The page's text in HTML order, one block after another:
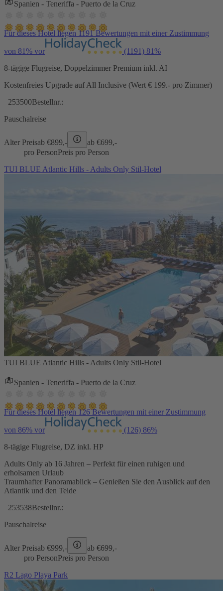
Spanien - Teneriffa - Puerto de la Cruz
Für dieses Hotel liegen 1191 Bewertungen mit einer Zustimmung
von 81% vor (1191) 81%
8-tägige Flugreise, Doppelzimmer Premium inkl. AI
Kostenfreies Upgrade auf All Inclusive (Wert € 199.- pro Zimmer)
253500Bestellnr.:
Pauschalreise
Alter Preisab €899,- ab €699,-
pro PersonPreis pro Person
TUI BLUE Atlantic Hills - Adults Only Stil-Hotel
TUI BLUE Atlantic Hills - Adults Only Stil-Hotel
Spanien - Teneriffa - Puerto de la Cruz
Für dieses Hotel liegen 126 Bewertungen mit einer Zustimmung
von 86% vor (126) 86%
8-tägige Flugreise, DZ inkl. HP
Adults Only ab 16 Jahren – Perfekt für einen ruhigen und
erholsamen Urlaub
Traumhafter Panoramablick – Genießen Sie den Ausblick auf den
Atlantik und den Teide
253538Bestellnr.:
Pauschalreise
Alter Preisab €999,- ab €699,-
pro PersonPreis pro Person
R2 Lago Playa Park